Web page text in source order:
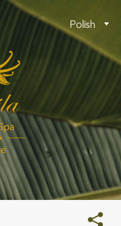
język
Polish